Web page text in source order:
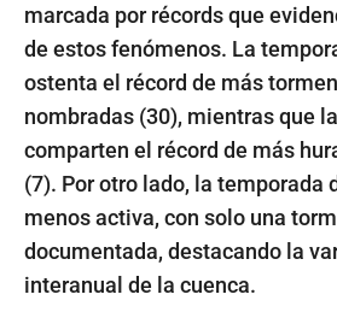
marcada por récords que
de estos fenómenos. La
ostenta el récord de más
nombradas (30), mientras que
comparten el récord de más
(7). Por otro lado, la temporada
menos activa, con solo una
documentada, destacando la
interanual de la cuenca.